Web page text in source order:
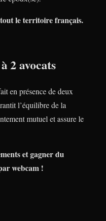
le territoire français.
2 avocats
en présence de deux
l’équilibre de la
mutuel et assure le
et gagner du
webcam !